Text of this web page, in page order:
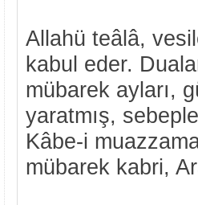
Allahü teâlâ,
kabul eder.
mübarek ayları,
yaratmış,
Kâbe-i
mübarek kabri,